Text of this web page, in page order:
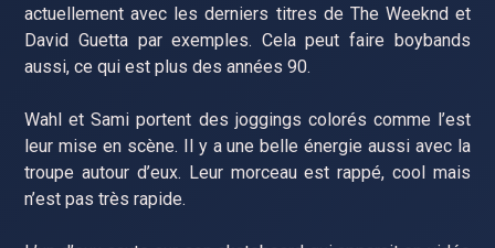
actuellement avec les derniers titres de The Weeknd et
David Guetta par exemples. Cela peut faire boybands
aussi, ce qui est plus des années 90.
Wahl et Sami portent des joggings colorés comme l’est
leur mise en scène. Il y a une belle énergie aussi avec la
troupe autour d’eux. Leur morceau est rappé, cool mais
n’est pas très rapide.